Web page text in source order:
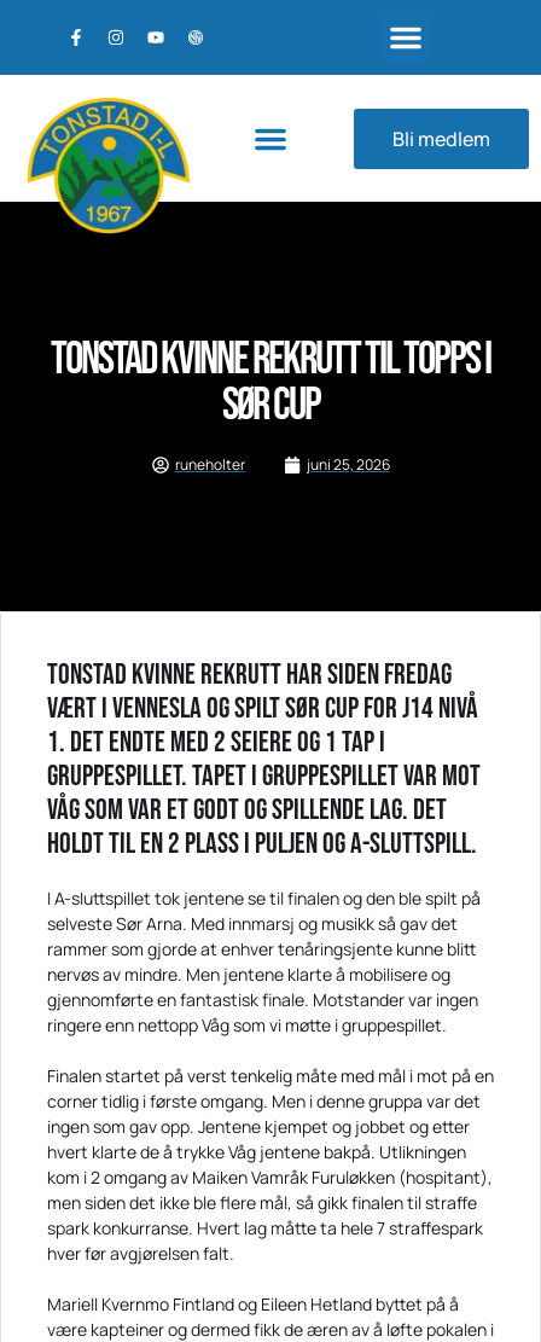
Bli medlem
Tonstad kvinne rekrutt til topps i
Sør cup
runeholter juni 25, 2026
Tonstad kvinne rekrutt har siden fredag
vært i Vennesla og spilt sør cup for J14 nivå
1. Det endte med 2 seiere og 1 tap i
gruppespillet. Tapet i gruppespillet var mot
Våg som var et godt og spillende lag. Det
holdt til en 2 plass i puljen og A-sluttspill.
I A-sluttspillet tok jentene se til finalen og den ble spilt på
selveste Sør Arna. Med innmarsj og musikk så gav det
rammer som gjorde at enhver tenåringsjente kunne blitt
nervøs av mindre. Men jentene klarte å mobilisere og
gjennomførte en fantastisk finale. Motstander var ingen
ringere enn nettopp Våg som vi møtte i gruppespillet.
Finalen startet på verst tenkelig måte med mål i mot på en
corner tidlig i første omgang. Men i denne gruppa var det
ingen som gav opp. Jentene kjempet og jobbet og etter
hvert klarte de å trykke Våg jentene bakpå. Utlikningen
kom i 2 omgang av Maiken Vamråk Furuløkken (hospitant),
men siden det ikke ble flere mål, så gikk finalen til straffe
spark konkurranse. Hvert lag måtte ta hele 7 straffespark
hver før avgjørelsen falt.
Mariell Kvernmo Fintland og Eileen Hetland byttet på å
være kapteiner og dermed fikk de æren av å løfte pokalen i